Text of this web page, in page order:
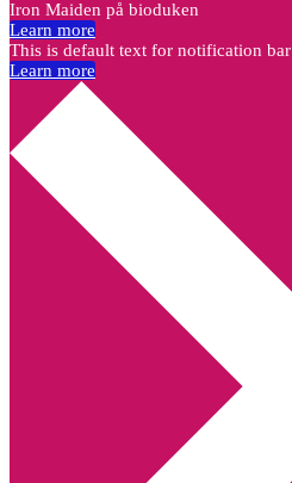
Iron Maiden på bioduken
Learn more
This is default text for notification bar
Learn more